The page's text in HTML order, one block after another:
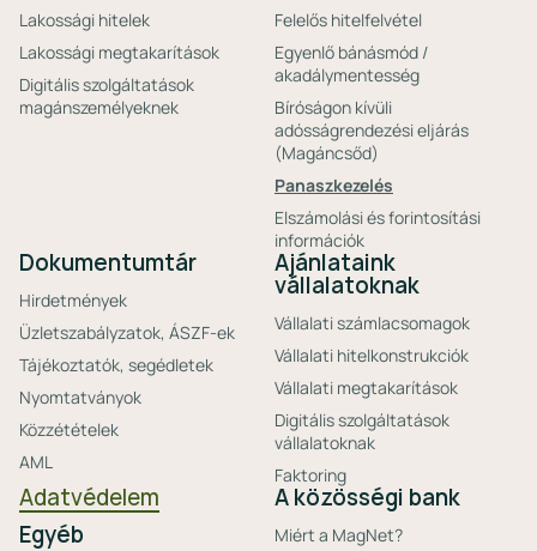
Lakossági hitelek
Lakossági megtakarítások
Digitális szolgáltatások
magánszemélyeknek
Felelős hitelfelvétel
Egyenlő bánásmód /
akadálymentesség
Bíróságon kívüli
adósságrendezési eljárás
(Magáncsőd)
Panaszkezelés
Elszámolási és forintosítási
információk
Dokumentumtár
Hirdetmények
Üzletszabályzatok, ÁSZF-ek
Tájékoztatók, segédletek
Nyomtatványok
Közzétételek
AML
Ajánlataink
vállalatoknak
Vállalati számlacsomagok
Vállalati hitelkonstrukciók
Vállalati megtakarítások
Digitális szolgáltatások
vállalatoknak
Faktoring
Adatvédelem
Egyéb
A közösségi bank
Miért a MagNet?